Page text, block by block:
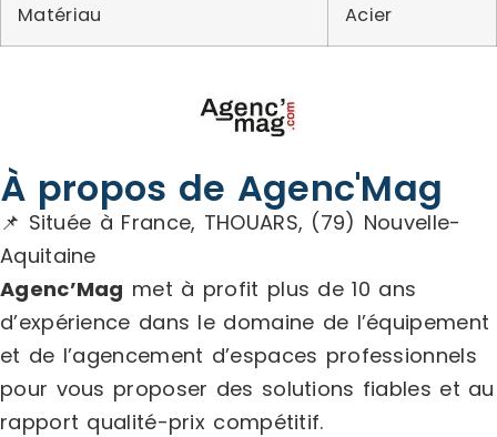
Matériau Acier
À propos de Agenc'Mag
📌 Située à France, THOUARS, (79) Nouvelle-
Aquitaine
Agenc’Mag met à profit plus de 10 ans
d’expérience dans le domaine de l’équipement
et de l’agencement d’espaces professionnels
pour vous proposer des solutions fiables et au
rapport qualité-prix compétitif.